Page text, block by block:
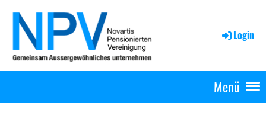
Login
Menü